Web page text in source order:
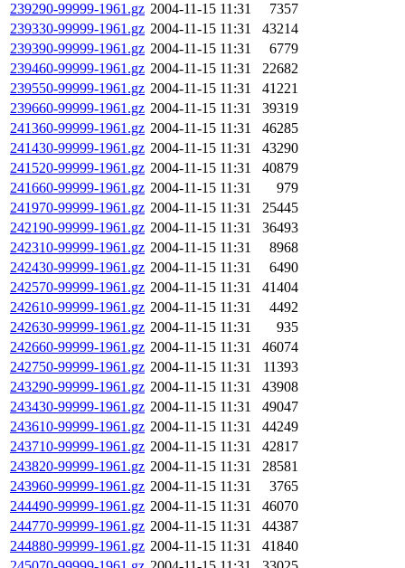
239290-99999-1961.gz 2004-11-15 11:31
7357
239330-99999-1961.gz 2004-11-15 11:31
43214
239390-99999-1961.gz 2004-11-15 11:31
6779
239460-99999-1961.gz 2004-11-15 11:31
22682
239550-99999-1961.gz 2004-11-15 11:31
41221
239660-99999-1961.gz 2004-11-15 11:31
39319
241360-99999-1961.gz 2004-11-15 11:31
46285
241430-99999-1961.gz 2004-11-15 11:31
43290
241520-99999-1961.gz 2004-11-15 11:31
40879
241660-99999-1961.gz 2004-11-15 11:31
979
241970-99999-1961.gz 2004-11-15 11:31
25445
242190-99999-1961.gz 2004-11-15 11:31
36493
242310-99999-1961.gz 2004-11-15 11:31
8968
242430-99999-1961.gz 2004-11-15 11:31
6490
242570-99999-1961.gz 2004-11-15 11:31
41404
242610-99999-1961.gz 2004-11-15 11:31
4492
242630-99999-1961.gz 2004-11-15 11:31
935
242660-99999-1961.gz 2004-11-15 11:31
46074
242750-99999-1961.gz 2004-11-15 11:31
11393
243290-99999-1961.gz 2004-11-15 11:31
43908
243430-99999-1961.gz 2004-11-15 11:31
49047
243610-99999-1961.gz 2004-11-15 11:31
44249
243710-99999-1961.gz 2004-11-15 11:31
42817
243820-99999-1961.gz 2004-11-15 11:31
28581
243960-99999-1961.gz 2004-11-15 11:31
3765
244490-99999-1961.gz 2004-11-15 11:31
46070
244770-99999-1961.gz 2004-11-15 11:31
44387
244880-99999-1961.gz 2004-11-15 11:31
41840